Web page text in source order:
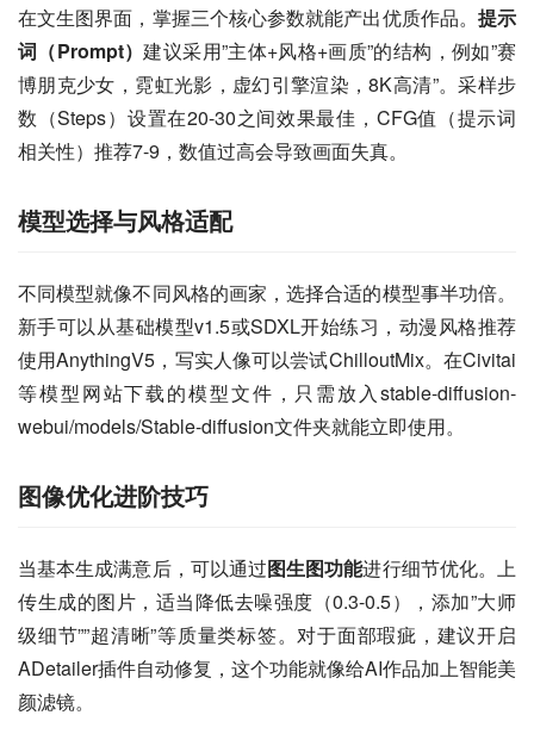
在文生图界面，掌握三个核心参数就能产出优质作品。 提示
词（Prompt）建议采用”主体+风格+画质”的结构，例如”赛
博朋克少女，霓虹光影，虚幻引擎渲染，8K高清”。采样步
数（Steps）设置在20-30之间效果最佳，CFG值（提示词
相关性）推荐7-9，数值过高会导致画面失真。
模型选择与风格适配
不同模型就像不同风格的画家，选择合适的模型事半功倍。
新手可以从基础模型v1.5或SDXL开始练习，动漫风格推荐
使用AnythingV5，写实人像可以尝试ChilloutMix。在Civitai
等模型网站下载的模型文件，只需放入stable-diffusion-
webui/models/Stable-diffusion文件夹就能立即使用。
图像优化进阶技巧
当基本生成满意后，可以通过图生图功能进行细节优化。上
传生成的图片，适当降低去噪强度（0.3-0.5），添加”大师
级细节””超清晰”等质量类标签。对于面部瑕疵，建议开启
ADetailer插件自动修复，这个功能就像给AI作品加上智能美
颜滤镜。